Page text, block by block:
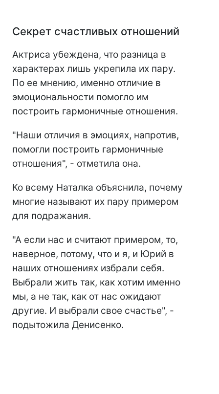
Секрет счастливых отношений
Актриса убеждена, что разница в
характерах лишь укрепила их пару.
По ее мнению, именно отличие в
эмоциональности помогло им
построить гармоничные отношения.
"Наши отличия в эмоциях, напротив,
помогли построить гармоничные
отношения", - отметила она.
Ко всему Наталка объяснила, почему
многие называют их пару примером
для подражания.
"А если нас и считают примером, то,
наверное, потому, что и я, и Юрий в
наших отношениях избрали себя.
Выбрали жить так, как хотим именно
мы, а не так, как от нас ожидают
другие. И выбрали свое счастье", -
подытожила Денисенко.